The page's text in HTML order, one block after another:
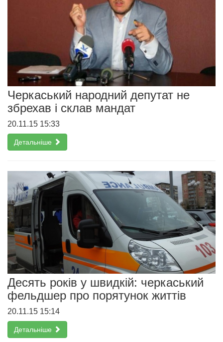
Черкаський народний депутат не
збрехав і склав мандат
20.11.15 15:33
Детальніше
Десять років у швидкій: черкаський
фельдшер про порятунок життів
20.11.15 15:14
Детальніше